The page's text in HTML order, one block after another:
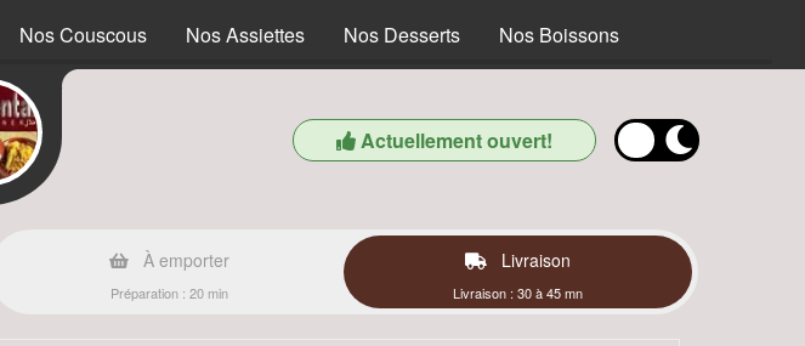
Nos Couscous Nos Assiettes Nos Desserts Nos Boissons
Actuellement ouvert!
À emporter
Préparation : 20 min
Livraison
Livraison : 30 à 45 mn